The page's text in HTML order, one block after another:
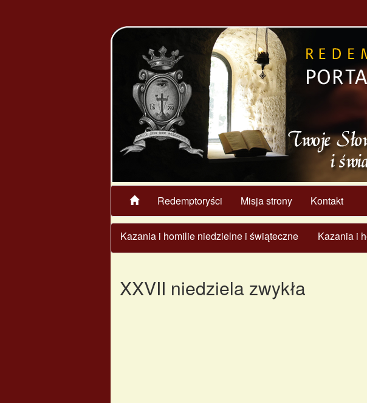
Redemptoryści Misja strony Kontakt
Kazania i homilie niedzielne i świąteczne Kazania i
XXVII niedziela zwykła